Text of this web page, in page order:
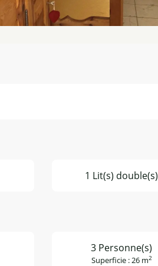
1 Lit(s) double(s)
3 Personne(s)
Superficie : 26 m2